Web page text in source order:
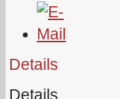
Details
Details